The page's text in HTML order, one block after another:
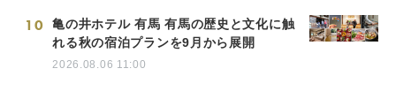
10
亀の井ホテル 有馬 有馬の歴史と文化に触
れる秋の宿泊プランを9月から展開
2026.08.06 11:00